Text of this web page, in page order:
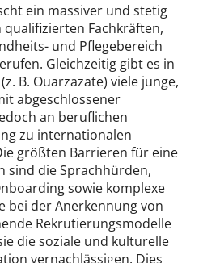
ein massiver und stetig
Fachkräften,
und Pflegebereich
Gleichzeitig gibt es in
B. Ouarzazate) viele junge,
abgeschlossener
an beruflichen
zu internationalen
größten Barrieren für eine
sind die Sprachhürden,
sowie komplexe
bei der Anerkennung von
Rekrutierungsmodelle
die soziale und kulturelle
vernachlässigen. Dies